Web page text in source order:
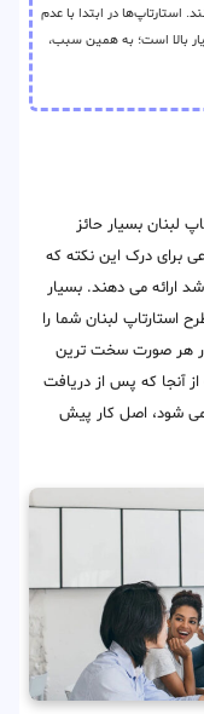
استارتاپ‌ها در ابتدا با عدم
بالا است؛ به همین سبب،
لبنان بسیار حائز
برای درک این نکته که
ارائه می دهند. بسیار
استارتاپ لبنان شما را
در هر صورت سخت ترین
آنجا که پس از دریافت
می شود، اصل کار پیش